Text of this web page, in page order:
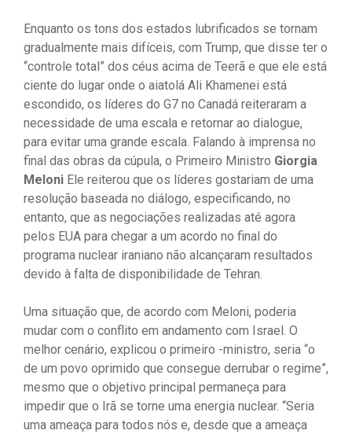
Enquanto os tons dos estados lubrificados se tornam
gradualmente mais difíceis, com Trump, que disse ter o
“controle total” dos céus acima de Teerã e que ele está
ciente do lugar onde o aiatolá Ali Khamenei está
escondido, os líderes do G7 no Canadá reiteraram a
necessidade de uma escala e retornar ao dialogue,
para evitar uma grande escala. Falando à imprensa no
final das obras da cúpula, o Primeiro Ministro Giorgia
Meloni Ele reiterou que os líderes gostariam de uma
resolução baseada no diálogo, especificando, no
entanto, que as negociações realizadas até agora
pelos EUA para chegar a um acordo no final do
programa nuclear iraniano não alcançaram resultados
devido à falta de disponibilidade de Tehran.
Uma situação que, de acordo com Meloni, poderia
mudar com o conflito em andamento com Israel. O
melhor cenário, explicou o primeiro -ministro, seria “o
de um povo oprimido que consegue derrubar o regime”,
mesmo que o objetivo principal permaneça para
impedir que o Irã se torne uma energia nuclear. “Seria
uma ameaça para todos nós e, desde que a ameaça